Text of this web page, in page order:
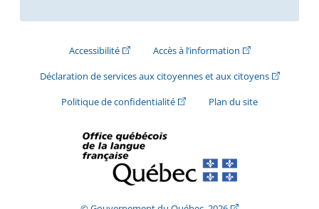
Accessibilité(Cet hyperlien externe s'ouvrira dans une
Accès à l’information(Cet hyperlien
Déclaration de services aux citoyennes et aux citoyens(Cet
Politique de confidentialité(Cet hyperlien externe s'ouvrira
Plan du site